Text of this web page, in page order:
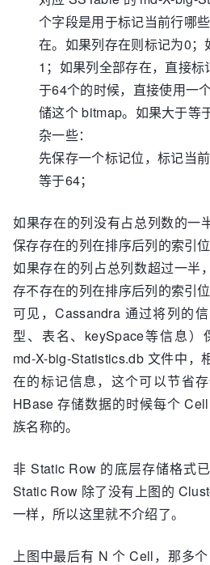
个字段是用于标记当前行哪
在。如果列存在则标记为0；
1；如果列全部存在，直接
于64个的时候，直接使用一
储这个 bitmap。如果大于等
杂一些：
先保存一个标记位，标记当
等于64；
如果存在的列没有占总列数的一
保存存在的列在排序后列的索引位
如果存在的列占总列数超过一半
存不存在的列在排序后列的索引位
可见，Cassandra 通过将列的
型、表名、keySpace等信息）
md-X-big-Statistics.db 文件中，
在的标记信息，这个可以节省
HBase 存储数据的时候每个
族名称的。
非 Static Row 的底层存储格式
Static Row 除了没有上图的
一样，所以这里就不介绍了。
上图中最后有 N 个 Cell，那多